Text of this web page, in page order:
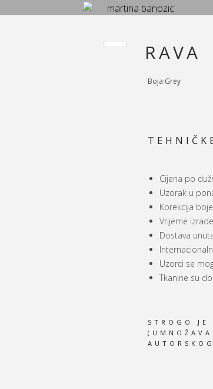
RAVA
Boja:Grey
Cijena po
Uzorak u
Korekcija
Vrijeme
Dostava
Uzorci se
Tkanine su
STROGO JE